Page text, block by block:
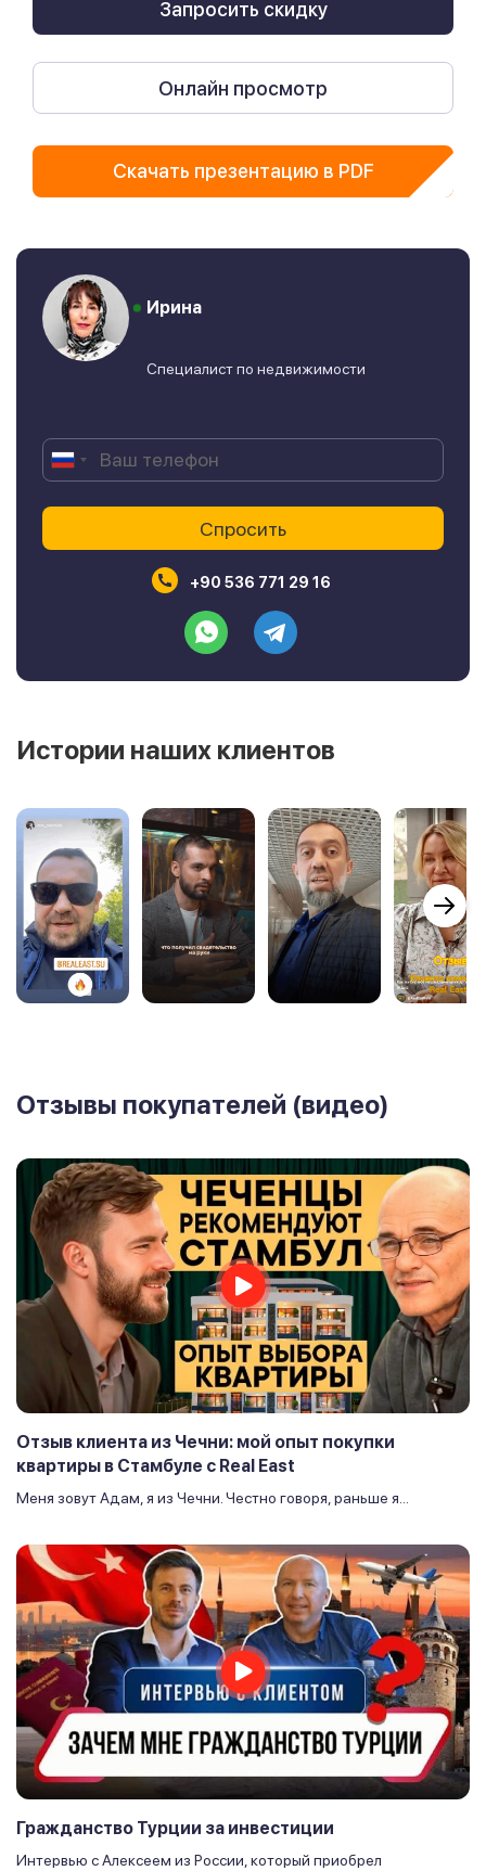
Запросить скидку
Онлайн просмотр
Скачать презентацию в PDF
Ирина
Специалист по недвижимости
+90 536 771 29 16
Истории наших клиентов
Отзывы покупателей (видео)
Отзыв клиента из Чечни: мой опыт покупки
квартиры в Стамбуле с Real East
Меня зовут Адам, я из Чечни. Честно говоря, раньше я...
Гражданство Турции за инвестиции
Интервью с Алексеем из России, который приобрел